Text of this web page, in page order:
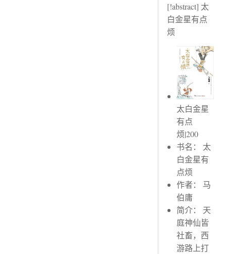
第十一章
第十二章
第四章
划线评论
划线评论
第十一章
划线评论
第十二章
划线评论
划线评论
划线评论
划线评论
划线评论
划线评论
划线评论
第十四章
划线评论
[!abstract] 太
白金星有点
烦
太白金星
有点
烦|200
书名： 太
白金星有
点烦
作者： 马
伯庸
简介： 天
庭神仙皆
社畜，西
游路上打